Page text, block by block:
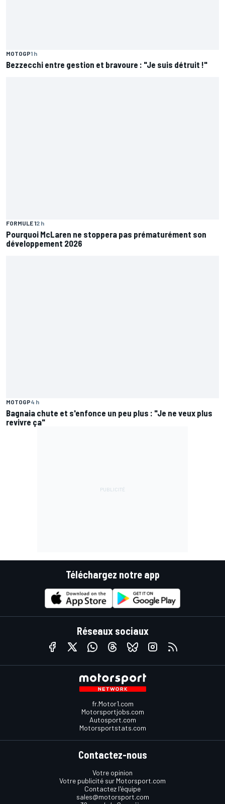
MOTOGP1 h
Bezzecchi entre gestion et bravoure : "Je suis détruit !"
FORMULE 12 h
Pourquoi McLaren ne stoppera pas prématurément son
développement 2026
MOTOGP4 h
Bagnaia chute et s'enfonce un peu plus : "Je ne veux plus
revivre ça"
Téléchargez notre app
Réseaux sociaux
fr.Motor1.com
Motorsportjobs.com
Autosport.com
Motorsportstats.com
Contactez-nous
Votre opinion
Votre publicité sur Motorsport.com
Contactez l'équipe
sales@motorsport.com